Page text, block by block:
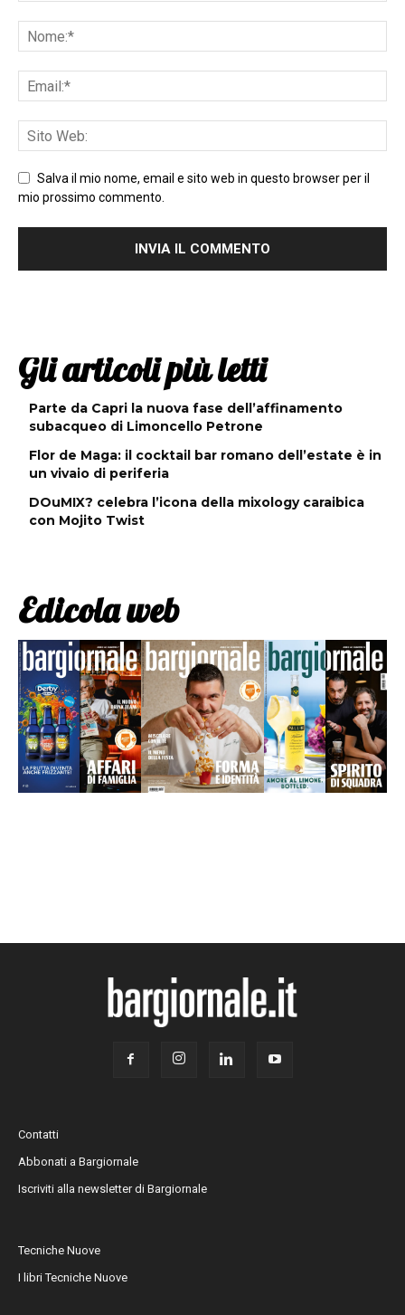
Salva il mio nome, email e sito web in questo browser per il
mio prossimo commento.
Gli articoli più letti
Parte da Capri la nuova fase dell’affinamento
subacqueo di Limoncello Petrone
Flor de Maga: il cocktail bar romano dell’estate è in
un vivaio di periferia
DOuMIX? celebra l’icona della mixology caraibica
con Mojito Twist
Edicola web
Contatti
Abbonati a Bargiornale
Iscriviti alla newsletter di Bargiornale
Tecniche Nuove
I libri Tecniche Nuove